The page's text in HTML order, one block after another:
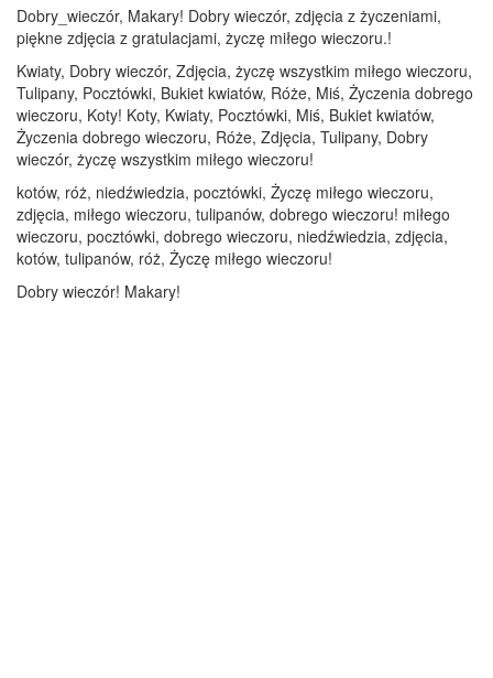
Dobry_wieczór, Makary! Dobry wieczór, zdjęcia z życzeniami,
piękne zdjęcia z gratulacjami, życzę miłego wieczoru.!
Kwiaty, Dobry wieczór, Zdjęcia, życzę wszystkim miłego wieczoru,
Tulipany, Pocztówki, Bukiet kwiatów, Róże, Miś, Życzenia dobrego
wieczoru, Koty! Koty, Kwiaty, Pocztówki, Miś, Bukiet kwiatów,
Życzenia dobrego wieczoru, Róże, Zdjęcia, Tulipany, Dobry
wieczór, życzę wszystkim miłego wieczoru!
kotów, róż, niedźwiedzia, pocztówki, Życzę miłego wieczoru,
zdjęcia, miłego wieczoru, tulipanów, dobrego wieczoru! miłego
wieczoru, pocztówki, dobrego wieczoru, niedźwiedzia, zdjęcia,
kotów, tulipanów, róż, Życzę miłego wieczoru!
Dobry wieczór! Makary!